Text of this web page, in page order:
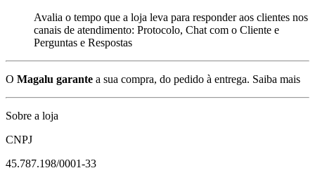
Avalia o tempo que a loja leva para responder aos clientes nos
canais de atendimento: Protocolo, Chat com o Cliente e
Perguntas e Respostas
O Magalu garante a sua compra, do pedido à entrega. Saiba mais
Sobre a loja
CNPJ
45.787.198/0001-33